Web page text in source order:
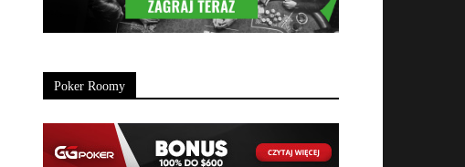
Poker Roomy